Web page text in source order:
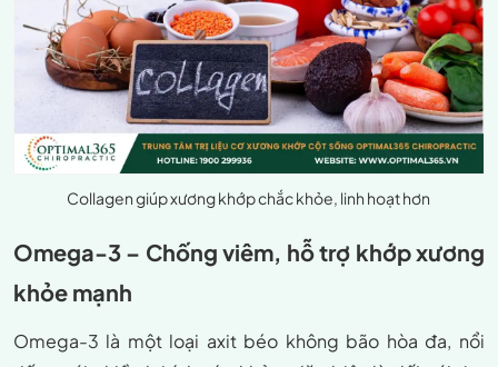
Collagen giúp xương khớp chắc khỏe, linh hoạt hơn
Omega-3 – Chống viêm, hỗ trợ khớp xương
khỏe mạnh
Omega-3 là một loại axit béo không bão hòa đa, nổi